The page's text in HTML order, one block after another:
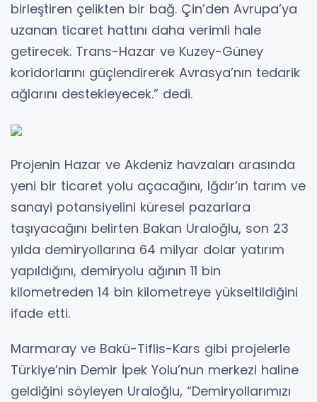
birleştiren çelikten bir bağ. Çin’den Avrupa’ya
uzanan ticaret hattını daha verimli hale
getirecek. Trans-Hazar ve Kuzey-Güney
koridorlarını güçlendirerek Avrasya’nın tedarik
ağlarını destekleyecek.” dedi.
Projenin Hazar ve Akdeniz havzaları arasında
yeni bir ticaret yolu açacağını, Iğdır’ın tarım ve
sanayi potansiyelini küresel pazarlara
taşıyacağını belirten Bakan Uraloğlu, son 23
yılda demiryollarına 64 milyar dolar yatırım
yapıldığını, demiryolu ağının 11 bin
kilometreden 14 bin kilometreye yükseltildiğini
ifade etti.
Marmaray ve Bakü-Tiflis-Kars gibi projelerle
Türkiye’nin Demir İpek Yolu’nun merkezi haline
geldiğini söyleyen Uraloğlu, “Demiryollarımızı